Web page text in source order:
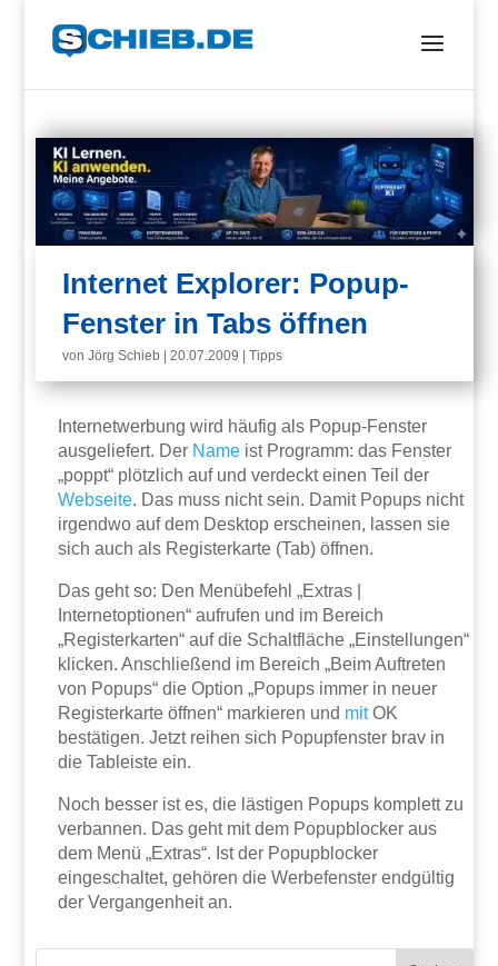
Internet Explorer: Popup-
Fenster in Tabs öffnen
vonJörg Schieb |20.07.2009 |Tipps
Internetwerbung wird häufig als Popup-Fenster
ausgeliefert. Der Name ist Programm: das Fenster
„poppt“ plötzlich auf und verdeckt einen Teil der
Webseite. Das muss nicht sein. Damit Popups nicht
irgendwo auf dem Desktop erscheinen, lassen sie
sich auch als Registerkarte (Tab) öffnen.
Das geht so: Den Menübefehl „Extras |
Internetoptionen“ aufrufen und im Bereich
„Registerkarten“ auf die Schaltfläche „Einstellungen“
klicken. Anschließend im Bereich „Beim Auftreten
von Popups“ die Option „Popups immer in neuer
Registerkarte öffnen“ markieren und mitOK
bestätigen. Jetzt reihen sich Popupfenster brav in
die Tableiste ein.
Noch besser ist es, die lästigen Popups komplett zu
verbannen. Das geht mit dem Popupblocker aus
dem Menü „Extras“. Ist der Popupblocker
eingeschaltet, gehören die Werbefenster endgültig
der Vergangenheit an.